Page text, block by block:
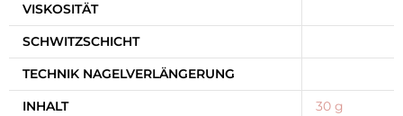
VISKOSITÄT
SCHWITZSCHICHT
TECHNIK NAGELVERLÄNGERUNG
INHALT
30 g